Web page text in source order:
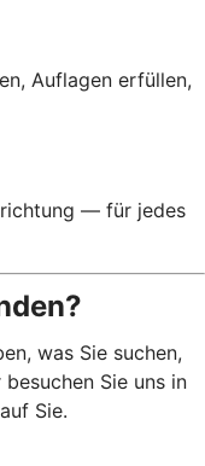
Auflagen erfüllen,
— für jedes
was Sie suchen,
Sie uns in
Sie.